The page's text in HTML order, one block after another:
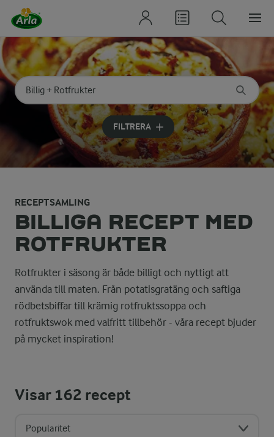
Sök på kategori eller ingrediens
Skriv in sökord för att få förslag
FILTRERA
RECEPTSAMLING
BILLIGA RECEPT MED
ROTFRUKTER
Rotfrukter i säsong är både billigt och nyttigt att
använda till maten. Från potatisgratäng och saftiga
rödbetsbiffar till krämig rotfruktssoppa och
rotfruktswok med valfritt tillbehör - våra recept bjuder
på mycket inspiration!
Visar162 recept
Popularitet